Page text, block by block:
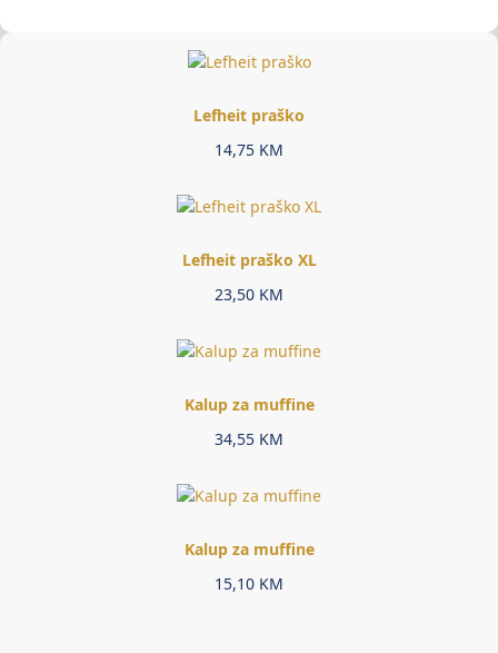
Lefheit praško
14,75 KM
Lefheit praško XL
23,50 KM
Kalup za muffine
34,55 KM
Kalup za muffine
15,10 KM